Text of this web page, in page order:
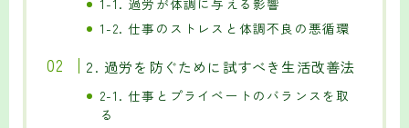
1-2. 仕事のストレスと体調不良の悪循環
2. 過労を防ぐために試すべき生活改善法
2-1. 仕事とプライベートのバランスを取
る